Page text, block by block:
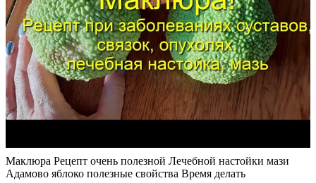
Маклюра Рецепт очень полезной Лечебной настойки мази
Адамово яблоко полезные свойства Время делать